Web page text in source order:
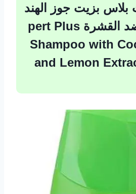
بلاس بزيت جوز الهند
القشرة pert Plus
Shampoo with
and Lemon